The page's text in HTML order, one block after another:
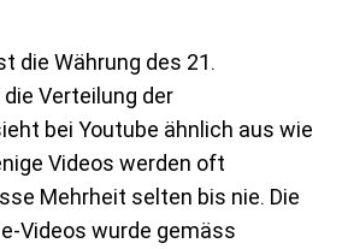
die Währung des 21.
Verteilung der
bei Youtube ähnlich aus wie
Videos werden oft
Mehrheit selten bis nie. Die
Videos wurde gemäss